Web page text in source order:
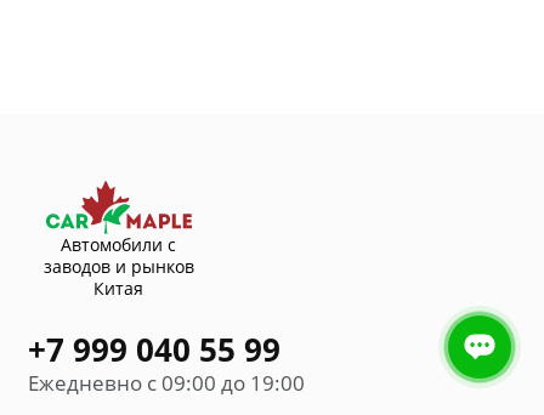
Автомобили с
заводов и рынков
Китая
+7 999 040 55 99
Ежедневно с 09:00 до 19:00